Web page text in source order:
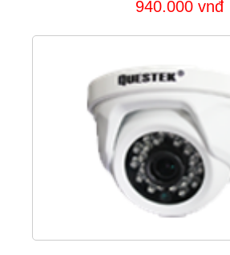
940.000 vnđ